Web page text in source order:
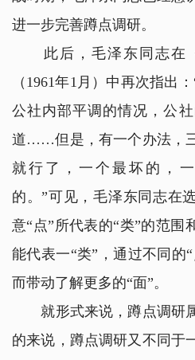
进一步完善蹲点调研。
此后，毛泽东同志在《
（1961年1月）中再次指
公社内部平调的情况，公
道……但是，有一个办法，
就行了，一个最坏的，
的。”可见，毛泽东同志在
意“点”所代表的“类”的范围
能代表一“类”，通过不同的
而带动了解更多的“面”。
就形式来说，蹲点调研属
的来说，蹲点调研又不同于